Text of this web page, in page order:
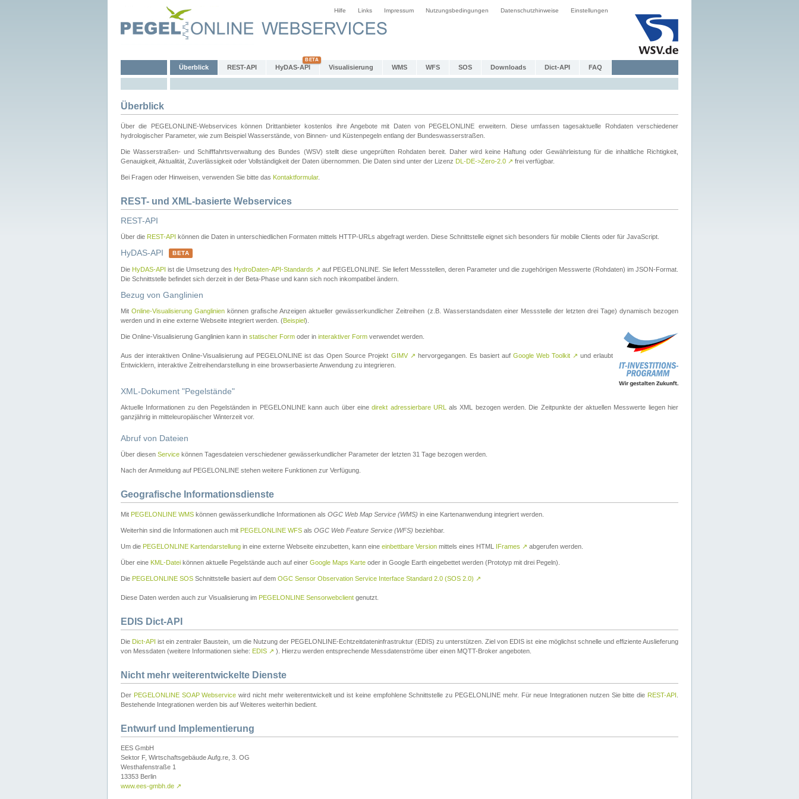
Hilfe Links Impressum Nutzungsbedingungen Datenschutzhinweise Einstellungen
Überblick REST-API HyDAS-API Visualisierung WMS WFS SOS Downloads Dict-API FAQ
Überblick
Über die PEGELONLINE-Webservices können Drittanbieter kostenlos ihre Angebote mit Daten von PEGELONLINE erweitern. Diese umfassen tagesaktuelle Rohdaten verschiedener
hydrologischer Parameter, wie zum Beispiel Wasserstände, von Binnen- und Küstenpegeln entlang der Bundeswasserstraßen.
Die Wasserstraßen- und Schifffahrtsverwaltung des Bundes (WSV) stellt diese ungeprüften Rohdaten bereit. Daher wird keine Haftung oder Gewährleistung für die inhaltliche Richtigkeit,
Genauigkeit, Aktualität, Zuverlässigkeit oder Vollständigkeit der Daten übernommen. Die Daten sind unter der Lizenz DL-DE->Zero-2.0 ↗ frei verfügbar.
Bei Fragen oder Hinweisen, verwenden Sie bitte das Kontaktformular.
REST- und XML-basierte Webservices
REST-API
Über die REST-API können die Daten in unterschiedlichen Formaten mittels HTTP-URLs abgefragt werden. Diese Schnittstelle eignet sich besonders für mobile Clients oder für JavaScript.
HyDAS-API BETA
Die HyDAS-API ist die Umsetzung des HydroDaten-API-Standards ↗ auf PEGELONLINE. Sie liefert Messstellen, deren Parameter und die zugehörigen Messwerte (Rohdaten) im JSON-Format.
Die Schnittstelle befindet sich derzeit in der Beta-Phase und kann sich noch inkompatibel ändern.
Bezug von Ganglinien
MitOnline-Visualisierung Ganglinien können grafische Anzeigen aktueller gewässerkundlicher Zeitreihen (z.B. Wasserstandsdaten einer Messstelle der letzten drei Tage) dynamisch bezogen
werden und in eine externe Webseite integriert werden. (Beispiel).
Die Online-Visualisierung Ganglinien kann in statischer Form oder in interaktiver Form verwendet werden.
Aus der interaktiven Online-Visualisierung auf PEGELONLINE ist das Open Source Projekt GIMV ↗ hervorgegangen. Es basiert auf Google Web Toolkit ↗ und erlaubt
Entwicklern, interaktive Zeitreihendarstellung in eine browserbasierte Anwendung zu integrieren.
XML-Dokument "Pegelstände"
Aktuelle Informationen zu den Pegelständen in PEGELONLINE kann auch über einedirekt adressierbare URL
als XML bezogen werden. Die Zeitpunkte der aktuellen Messwerte liegen hier
ganzjährig in mitteleuropäischer Winterzeit vor.
Abruf von Dateien
Über diesen Service können Tagesdateien verschiedener gewässerkundlicher Parameter der letzten 31 Tage bezogen werden.
Nach der Anmeldung auf PEGELONLINE stehen weitere Funktionen zur Verfügung.
Geografische Informationsdienste
Mit PEGELONLINE WMS können gewässerkundliche Informationen als OGC Web Map Service (WMS) in eine Kartenanwendung integriert werden.
Weiterhin sind die Informationen auch mit PEGELONLINE WFS als OGC Web Feature Service (WFS) beziehbar.
Um die PEGELONLINE Kartendarstellung in eine externe Webseite einzubetten, kann eine einbettbare Version mittels eines HTML IFrames ↗ abgerufen werden.
Über eine KML-Datei können aktuelle Pegelstände auch auf einer Google Maps Karte oder in Google Earth eingebettet werden (Prototyp mit drei Pegeln).
Die PEGELONLINE SOS Schnittstelle basiert auf dem OGC Sensor Observation Service Interface Standard 2.0 (SOS 2.0) ↗
Diese Daten werden auch zur Visualisierung im PEGELONLINE Sensorwebclient genutzt.
EDIS Dict-API
Die Dict-API ist ein zentraler Baustein, um die Nutzung der PEGELONLINE-Echtzeitdateninfrastruktur (EDIS) zu unterstützen. Ziel von EDIS ist eine möglichst schnelle und effiziente Auslieferung
von Messdaten (weitere Informationen siehe: EDIS ↗ ). Hierzu werden entsprechende Messdatenströme über einen MQTT-Broker angeboten.
Nicht mehr weiterentwickelte Dienste
Der PEGELONLINE SOAP Webservice wird nicht mehr weiterentwickelt und ist keine empfohlene Schnittstelle zu PEGELONLINE mehr. Für neue Integrationen nutzen Sie bitte die REST-API
Bestehende Integrationen werden bis auf Weiteres weiterhin bedient.
Entwurf und Implementierung
EES GmbH
Sektor F, Wirtschaftsgebäude Aufg.re, 3. OG
Westhafenstraße 1
13353 Berlin
www.ees-gmbh.de ↗